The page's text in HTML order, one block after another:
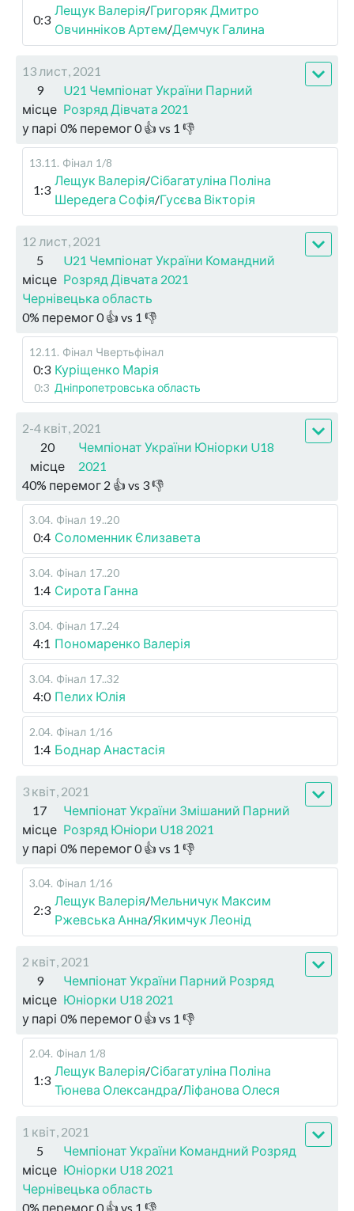
0:3
Лещук Валерія/Григоряк Дмитро
Овчинніков Артем/Демчук Галина
13 лист, 2021
9
місце
U21 Чемпіонат України Парний
Розряд Дівчата 2021
у парі 0% перемог0👍 vs 1 👎
13.11 . Фінал 1/8
1:3
Лещук Валерія/Сібагатуліна Поліна
Шередега Софія/Гусєва Вікторія
12 лист, 2021
5
місце
U21 Чемпіонат України Командний
Розряд Дівчата 2021
Чернівецька область
0% перемог0👍 vs 1 👎
12.11 . Фінал Чвертьфінал
0:3 Куріщенко Марія
0:3 Дніпропетровська область
2-4 квіт, 2021
20
місце
Чемпіонат України Юніорки U18
2021
40% перемог 2 👍 vs 3👎
3.04. Фінал 19..20
0:4 Соломенник Єлизавета
3.04. Фінал 17..20
1:4 Сирота Ганна
3.04. Фінал 17..24
4:1 Пономаренко Валерія
3.04. Фінал 17..32
4:0 Пелих Юлія
2.04. Фінал 1/16
1:4 Боднар Анастасія
3 квіт, 2021
17
місце
Чемпіонат України Змішаний Парний
Розряд Юніори U18 2021
у парі 0% перемог0👍 vs 1 👎
3.04. Фінал 1/16
2:3
Лещук Валерія/Мельничук Максим
Ржевська Анна/Якимчук Леонід
2 квіт, 2021
9
місце
Чемпіонат України Парний Розряд
Юніорки U18 2021
у парі 0% перемог0👍 vs 1 👎
2.04. Фінал 1/8
1:3
Лещук Валерія/Сібагатуліна Поліна
Тюнева Олександра/Ліфанова Олеся
1 квіт, 2021
5
місце
Чемпіонат України Командний Розряд
Юніорки U18 2021
Чернівецька область
0% перемог0👍 vs 1 👎